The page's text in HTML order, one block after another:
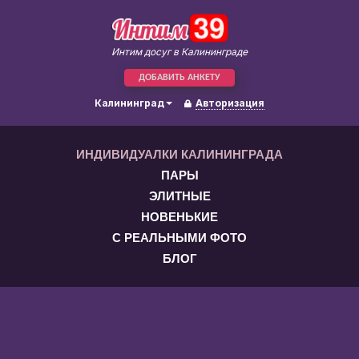
Интим досуг в Калининграде
ДОБАВИТЬ АНКЕТУ
Калининград Авторизация
ИНДИВИДУАЛКИ КАЛИНИНГРАДА
ПАРЫ
ЭЛИТНЫЕ
НОВЕНЬКИЕ
С РЕАЛЬНЫМИ ФОТО
БЛОГ